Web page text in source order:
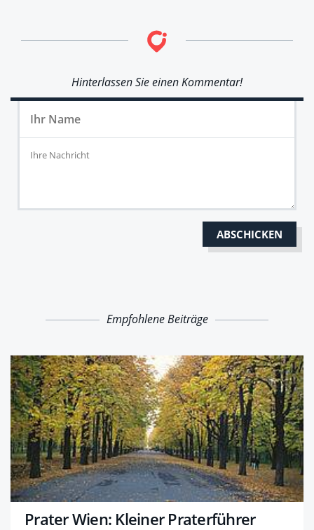
Hinterlassen Sie einen Kommentar!
Empfohlene Beiträge
Prater Wien: Kleiner Praterführer